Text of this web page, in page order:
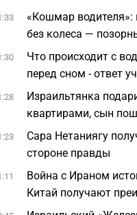
«Кошмар водителя»:
без колеса —
Что происходит с
перед сном - ответ
Израильтянка
квартирами, сын
Сара Нетаниягу
стороне правды
Война с Ираном
Китай получают